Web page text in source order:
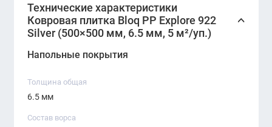
Технические характеристики
Ковровая плитка Bloq PP Explore 922
Silver (500×500 мм, 6.5 мм, 5 м²/уп.)
Напольные покрытия
Толщина общая
6.5 мм
Состав ворса